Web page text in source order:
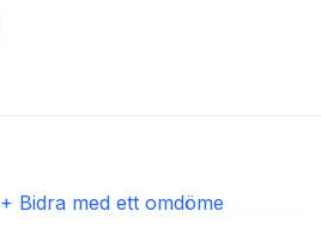
+ Bidra med ett omdöme